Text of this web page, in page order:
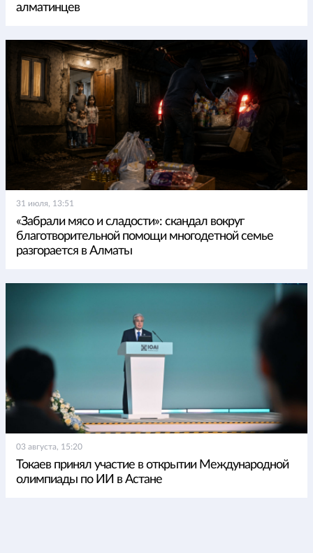
алматинцев
31 июля, 13:51
«Забрали мясо и сладости»: скандал вокруг
благотворительной помощи многодетной семье
разгорается в Алматы
03 августа, 15:20
Токаев принял участие в открытии Международной
олимпиады по ИИ в Астане